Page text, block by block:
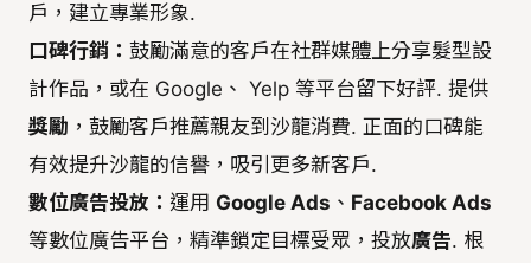
戶，建立專業形象.
口碑行銷： 鼓勵滿意的客戶在社群媒體上分享髮型設
計作品，或在 Google、 Yelp 等平台留下好評. 提供
獎勵 ，鼓勵客戶推薦親友到沙龍消費. 正面的口碑能
有效提升沙龍的信譽，吸引更多新客戶.
數位廣告投放： 運用 Google Ads 、 Facebook Ads
等數位廣告平台，精準鎖定目標受眾，投放廣告. 根